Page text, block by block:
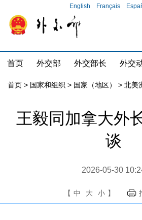
English Français
首页 外交部 外交部长 外交
首页 > 国家和组织 > 国家（地区） > 北美
王毅同加拿大外
谈
2026-05-30
【 中 大 小 】